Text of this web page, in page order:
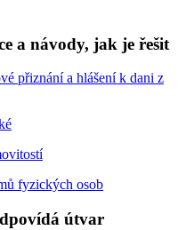
a návody, jak je řešit
přiznání a hlášení k dani z
fyzických osob
útvar